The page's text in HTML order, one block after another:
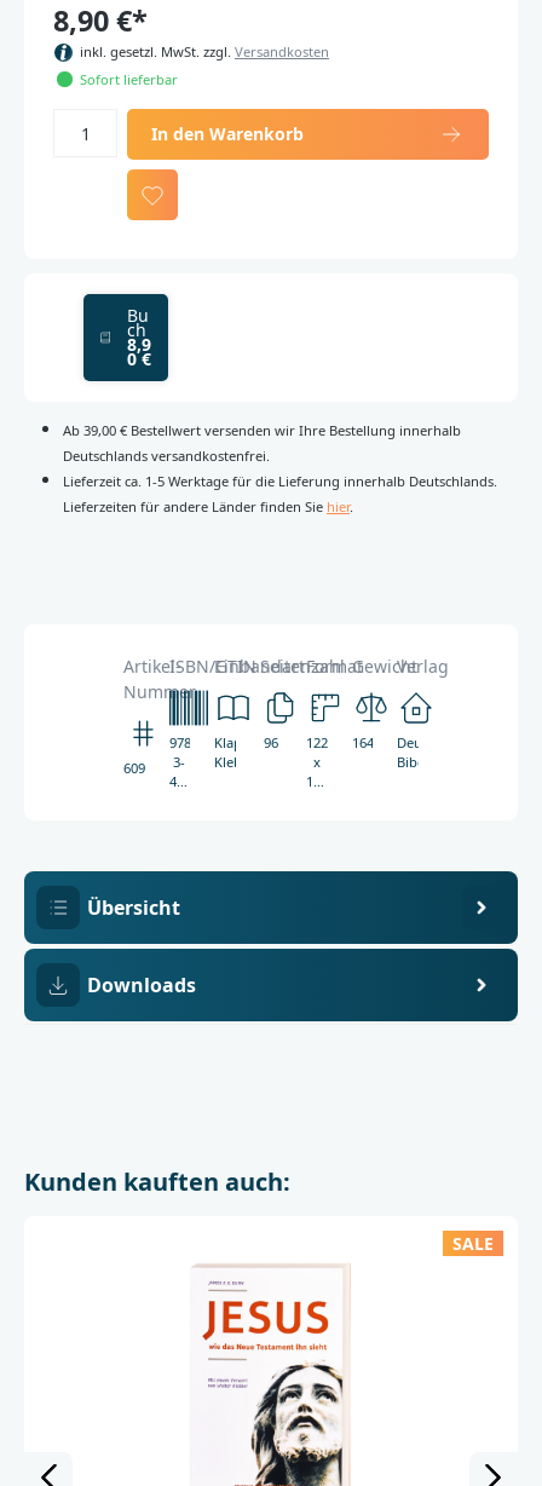
8,90 €*
inkl. gesetzl. MwSt. zzgl. Versandkosten
Sofort lieferbar
In den Warenkorb
Bu
ch
8,9
0 €
Ab 39,00 € Bestellwert versenden wir Ihre Bestellung innerhalb
Deutschlands versandkostenfrei.
Lieferzeit ca. 1-5 Werktage für die Lieferung innerhalb Deutschlands.
Lieferzeiten für andere Länder finden Sie hier.
Artikel-
Nummer
6098
ISBN/GTIN
978-
3-
438-
Einbandart
Klappenbroschur,
Klebebindung
Seitenzahl
96
Format
122
x
180
Gewicht
164g
Verlag
Deutsche
Bibelgesellschaft
Übersicht
Downloads
Kunden kauften auch:
SALE